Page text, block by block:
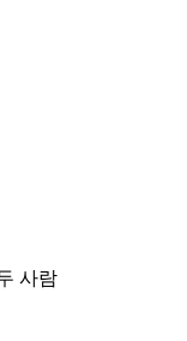
사람